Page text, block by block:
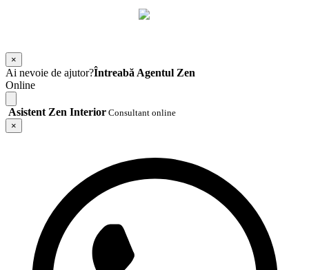
×
Ai nevoie de ajutor?Întreabă Agentul Zen
Online
Asistent Zen Interior Consultant online
×